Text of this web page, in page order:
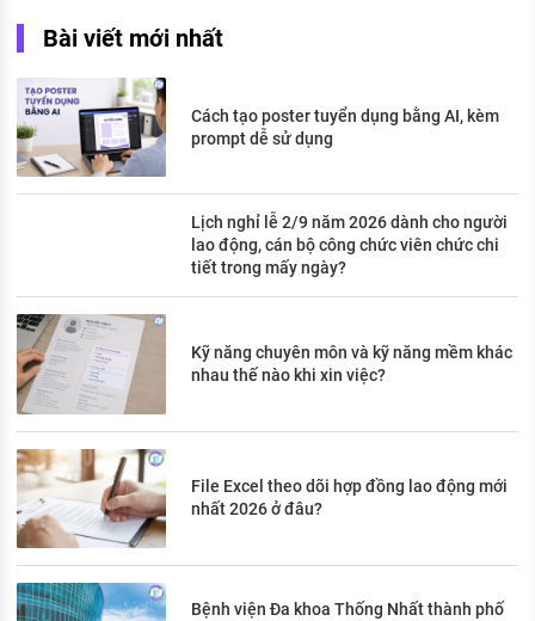
Bài viết mới nhất
Cách tạo poster tuyển dụng bằng AI, kèm
prompt dễ sử dụng
Lịch nghỉ lễ 2/9 năm 2026 dành cho người
lao động, cán bộ công chức viên chức chi
tiết trong mấy ngày?
Kỹ năng chuyên môn và kỹ năng mềm khác
nhau thế nào khi xin việc?
File Excel theo dõi hợp đồng lao động mới
nhất 2026 ở đâu?
Bệnh viện Đa khoa Thống Nhất thành phố